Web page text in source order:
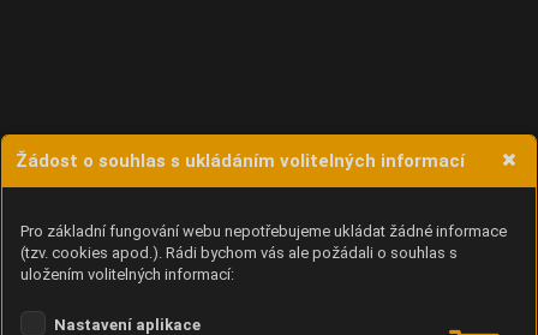
Žádost o souhlas s ukládáním volitelných informací
Pro základní fungování webu nepotřebujeme ukládat žádné informace
(tzv. cookies apod.). Rádi bychom vás ale požádali o souhlas s
uložením volitelných informací:
Nastavení aplikace